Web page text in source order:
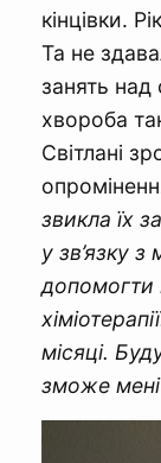
кінцівки.
Та не
занять
хвороба
Світлані
звикла їх
у зв’язку
допомогти
місяці.
зможе